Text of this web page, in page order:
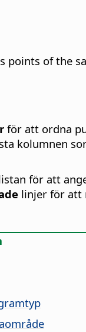
points of the
för att ordna
kolumnen
för att
linjer för att